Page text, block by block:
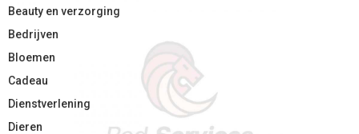
Beauty en verzorging
Bedrijven
Bloemen
Cadeau
Dienstverlening
Dieren